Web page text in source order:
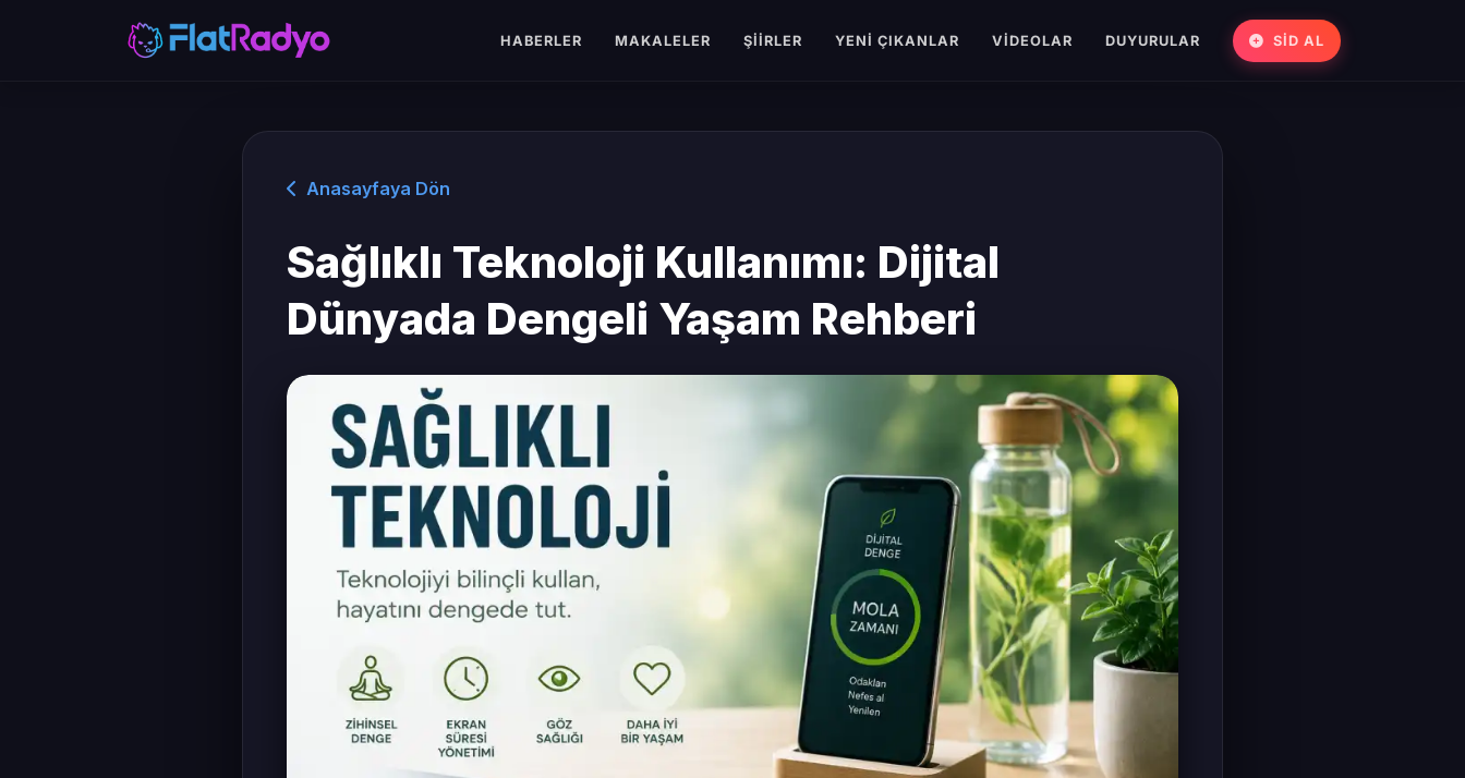
HABERLER MAKALELER ŞIIRLER YENI ÇIKANLAR VIDEOLAR DUYURULAR SİD AL
Anasayfaya Dön
Sağlıklı Teknoloji Kullanımı: Dijital
Dünyada Dengeli Yaşam Rehberi